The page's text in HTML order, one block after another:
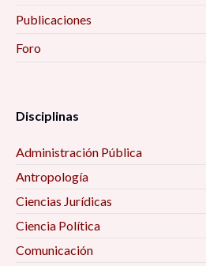
Publicaciones
Foro
Disciplinas
Administración Pública
Antropología
Ciencias Jurídicas
Ciencia Política
Comunicación